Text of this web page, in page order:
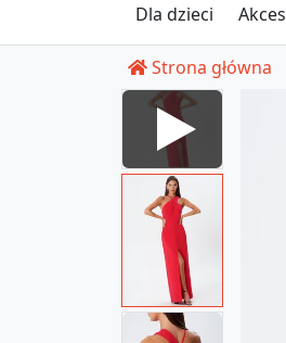
Dla dzieci
Strona główna